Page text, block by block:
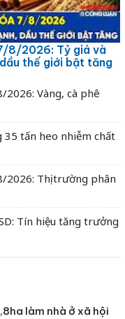
8/2026: Tỷ giá và
thế giới bật tăng
2026: Vàng, cà phê
35 tấn heo nhiễm chất
2026: Thị trường phân
Tín hiệu tăng trưởng
làm nhà ở xã hội